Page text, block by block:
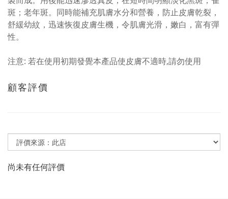
斑；老年斑。同時能補充肌膚水分和營養，防止皮膚乾裂，
舒緩幼紋，迅速恢復皮膚生機，令肌膚光滑，嫩白，富有彈
性。
注意: 若在使用初期發覺本產品使皮膚不適時,請勿使用
顧客評價
尚未有任何評價